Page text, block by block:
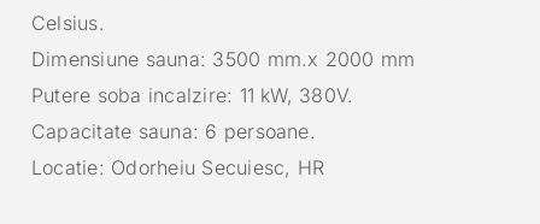
Celsius.
Dimensiune sauna: 3500 mm.x 2000 mm
Putere soba incalzire: 11 kW, 380V.
Capacitate sauna: 6 persoane.
Locatie: Odorheiu Secuiesc, HR